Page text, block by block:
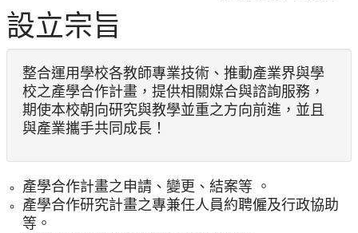
設立宗旨
整合運用學校各教師專業技術、推動產業界與學
校之產學合作計畫，提供相關媒合與諮詢服務，
期使本校朝向研究與教學並重之方向前進，並且
與產業攜手共同成長！
產學合作計畫之申請、變更、結案等 。
產學合作研究計畫之專兼任人員約聘僱及行政協助
等。